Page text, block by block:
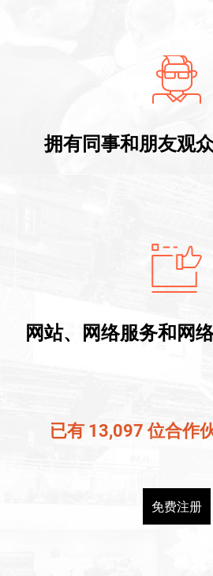
拥有同事和朋友观
网站、网络服务和网
已有 13,097 位合作
免费注册